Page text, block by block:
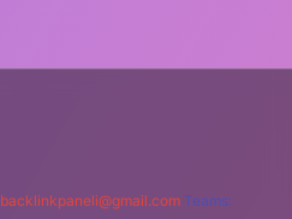
backlinkpaneli@gmail.com Teams: